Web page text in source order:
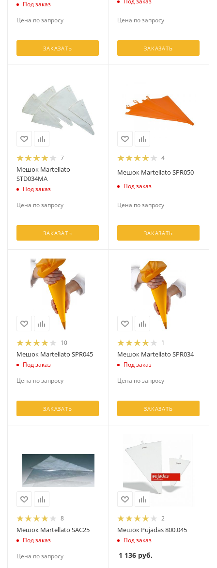
Под заказ
Цена по запросу
ЗАКАЗАТЬ
Цена по запросу
ЗАКАЗАТЬ
7
Мешок Martellato
STD034MA
Под заказ
Цена по запросу
ЗАКАЗАТЬ
4
Мешок Martellato SPR050
Под заказ
Цена по запросу
ЗАКАЗАТЬ
10
Мешок Martellato SPR045
Под заказ
Цена по запросу
ЗАКАЗАТЬ
1
Мешок Martellato SPR034
Под заказ
Цена по запросу
ЗАКАЗАТЬ
8
Мешок Martellato SAC25
Под заказ
Цена по запросу
2
Мешок Pujadas 800.045
Под заказ
1 136 руб.